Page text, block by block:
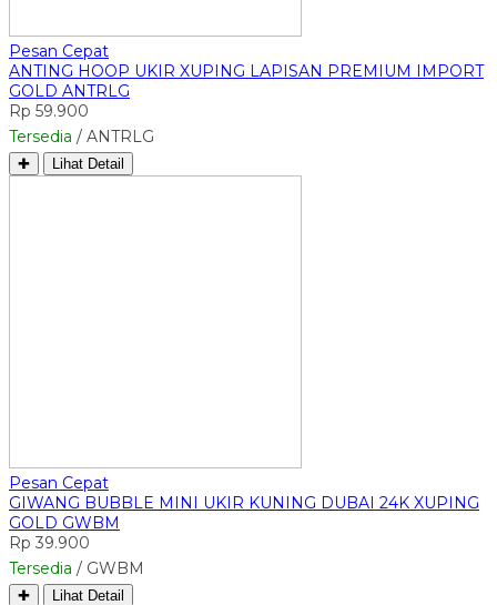
Pesan Cepat
ANTING HOOP UKIR XUPING LAPISAN PREMIUM IMPORT
GOLD ANTRLG
Rp 59.900
Tersedia / ANTRLG
✚ Lihat Detail
Pesan Cepat
GIWANG BUBBLE MINI UKIR KUNING DUBAI 24K XUPING
GOLD GWBM
Rp 39.900
Tersedia / GWBM
✚ Lihat Detail